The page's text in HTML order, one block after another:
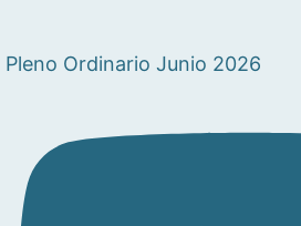
Pleno Ordinario Junio 2026